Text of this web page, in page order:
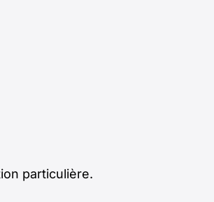
particulière.